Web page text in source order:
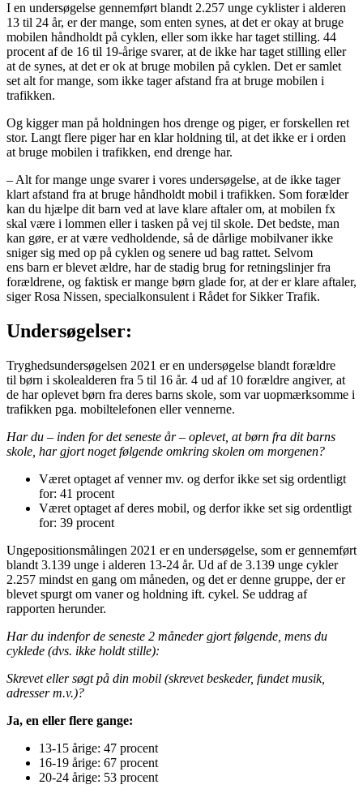
I en undersøgelse gennemført blandt 2.257 unge cyklister i alderen
13 til 24 år, er der mange, som enten synes, at det er okay at bruge
mobilen håndholdt på cyklen, eller som ikke har taget stilling. 44
procent af de 16 til 19-årige svarer, at de ikke har taget stilling eller
at de synes, at det er ok at bruge mobilen på cyklen. Det er samlet
set alt for mange, som ikke tager afstand fra at bruge mobilen i
trafikken.
Og kigger man på holdningen hos drenge og piger, er forskellen ret
stor. Langt flere piger har en klar holdning til, at det ikke er i orden
at bruge mobilen i trafikken, end drenge har.
– Alt for mange unge svarer i vores undersøgelse, at de ikke tager
klart afstand fra at bruge håndholdt mobil i trafikken. Som forælder
kan du hjælpe dit barn ved at lave klare aftaler om, at mobilen fx
skal være i lommen eller i tasken på vej til skole. Det bedste, man
kan gøre, er at være vedholdende, så de dårlige mobilvaner ikke
sniger sig med op på cyklen og senere ud bag rattet. Selvom
ens barn er blevet ældre, har de stadig brug for retningslinjer fra
forældrene, og faktisk er mange børn glade for, at der er klare aftaler,
siger Rosa Nissen, specialkonsulent i Rådet for Sikker Trafik.
Undersøgelser:
Tryghedsundersøgelsen 2021 er en undersøgelse blandt forældre
til børn i skolealderen fra 5 til 16 år. 4 ud af 10 forældre angiver, at
de har oplevet børn fra deres barns skole, som var uopmærksomme i
trafikken pga. mobiltelefonen eller vennerne.
Har du – inden for det seneste år – oplevet, at børn fra dit barns
skole, har gjort noget følgende omkring skolen om morgenen?
Været optaget af venner mv. og derfor ikke set sig ordentligt
for: 41 procent
Været optaget af deres mobil, og derfor ikke set sig ordentligt
for: 39 procent
Ungepositionsmålingen 2021 er en undersøgelse, som er gennemført
blandt 3.139 unge i alderen 13-24 år. Ud af de 3.139 unge cykler
2.257 mindst en gang om måneden, og det er denne gruppe, der er
blevet spurgt om vaner og holdning ift. cykel. Se uddrag af
rapporten herunder.
Har du indenfor de seneste 2 måneder gjort følgende, mens du
cyklede (dvs. ikke holdt stille):
Skrevet eller søgt på din mobil (skrevet beskeder, fundet musik,
adresser m.v.)?
Ja, en eller flere gange:
13-15 årige: 47 procent
16-19 årige: 67 procent
20-24 årige: 53 procent